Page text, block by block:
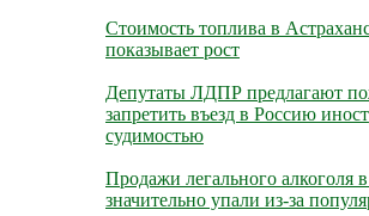
Стоимость топлива в
показывает рост
Депутаты ЛДПР предлагают
запретить въезд в Россию
судимостью
Продажи легального алкоголя
значительно упали из-за